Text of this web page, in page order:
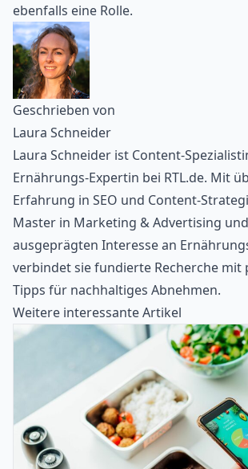
ebenfalls eine Rolle.
Geschrieben von
Laura Schneider
Laura Schneider ist Content-
Ernährungs-Expertin bei RTL.de. Mit
Erfahrung in SEO und Content-
Master in Marketing & Advertising
ausgeprägten Interesse an
verbindet sie fundierte Recherche mit
Tipps für nachhaltiges Abnehmen.
Weitere interessante Artikel